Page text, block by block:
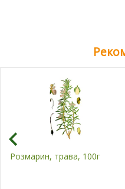
Розмарин, трава, 100г